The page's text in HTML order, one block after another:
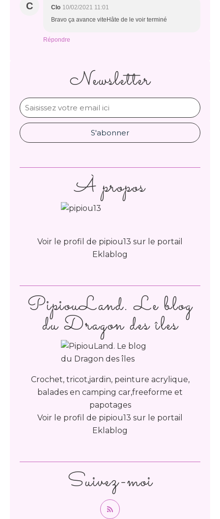
C Clo 10/02/2021 11:01
Bravo ça avance viteHâte de le voir terminé
Répondre
Newsletter
PipiouLand. Le blog
du Dragon des îles
Crochet, tricot,jardin, peinture acrylique,
balades en camping car,freeforme et
papotages
Voir le profil de pipiou13 sur le portail
Eklablog
Suivez-moi
À propos
Voir le profil de pipiou13 sur le portail
Eklablog